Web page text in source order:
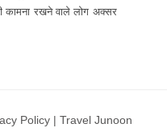
रखने वाले लोग अक्सर
Policy | Travel Junoon